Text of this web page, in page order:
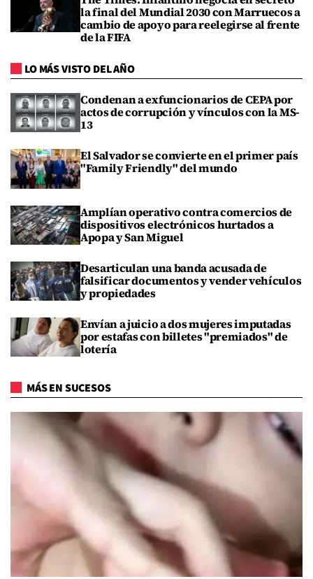
la final del Mundial 2030 con Marruecos a
cambio de apoyo para reelegirse al frente
de la FIFA
LO MÁS VISTO DEL AÑO
Condenan a exfuncionarios de CEPA por
actos de corrupción y vínculos con la MS-
13
El Salvador se convierte en el primer país
"Family Friendly" del mundo
Amplían operativo contra comercios de
dispositivos electrónicos hurtados a
Apopa y San Miguel
Desarticulan una banda acusada de
falsificar documentos y vender vehículos
y propiedades
Envían a juicio a dos mujeres imputadas
por estafas con billetes "premiados" de
lotería
MÁS EN SUCESOS